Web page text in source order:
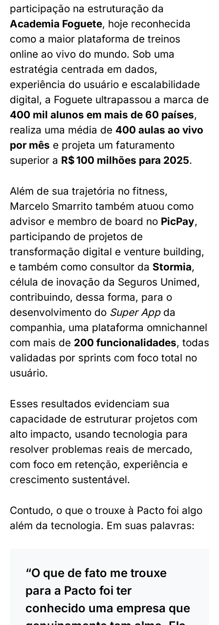
participação na estruturação da
Academia Foguete, hoje reconhecida
como a maior plataforma de treinos
online ao vivo do mundo. Sob uma
estratégia centrada em dados,
experiência do usuário e escalabilidade
digital, a Foguete ultrapassou a marca de
400 mil alunos em mais de 60 países,
realiza uma média de 400 aulas ao vivo
por mês e projeta um faturamento
superior a R$ 100 milhões para 2025.
Além de sua trajetória no fitness,
Marcelo Smarrito também atuou como
advisor e membro de board no PicPay,
participando de projetos de
transformação digital e venture building,
e também como consultor da Stormia,
célula de inovação da Seguros Unimed,
contribuindo, dessa forma, para o
desenvolvimento do Super Appda
companhia, uma plataforma omnichannel
com mais de 200 funcionalidades, todas
validadas por sprints com foco total no
usuário.
Esses resultados evidenciam sua
capacidade de estruturar projetos com
alto impacto, usando tecnologia para
resolver problemas reais de mercado,
com foco em retenção, experiência e
crescimento sustentável.
Contudo, o que o trouxe à Pacto foi algo
além da tecnologia. Em suas palavras:
“O que de fato me trouxe
para a Pacto foi ter
conhecido uma empresa que